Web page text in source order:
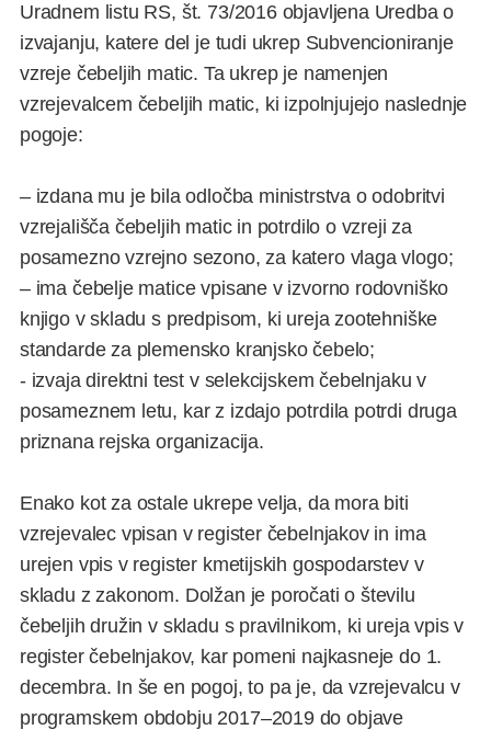
Uradnem listu RS, št. 73/2016 objavljena Uredba o
izvajanju, katere del je tudi ukrep Subvencioniranje
vzreje čebeljih matic. Ta ukrep je namenjen
vzrejevalcem čebeljih matic, ki izpolnjujejo naslednje
pogoje:
– izdana mu je bila odločba ministrstva o odobritvi
vzrejališča čebeljih matic in potrdilo o vzreji za
posamezno vzrejno sezono, za katero vlaga vlogo;
– ima čebelje matice vpisane v izvorno rodovniško
knjigo v skladu s predpisom, ki ureja zootehniške
standarde za plemensko kranjsko čebelo;
- izvaja direktni test v selekcijskem čebelnjaku v
posameznem letu, kar z izdajo potrdila potrdi druga
priznana rejska organizacija.
Enako kot za ostale ukrepe velja, da mora biti
vzrejevalec vpisan v register čebelnjakov in ima
urejen vpis v register kmetijskih gospodarstev v
skladu z zakonom. Dolžan je poročati o številu
čebeljih družin v skladu s pravilnikom, ki ureja vpis v
register čebelnjakov, kar pomeni najkasneje do 1.
decembra. In še en pogoj, to pa je, da vzrejevalcu v
programskem obdobju 2017–2019 do objave